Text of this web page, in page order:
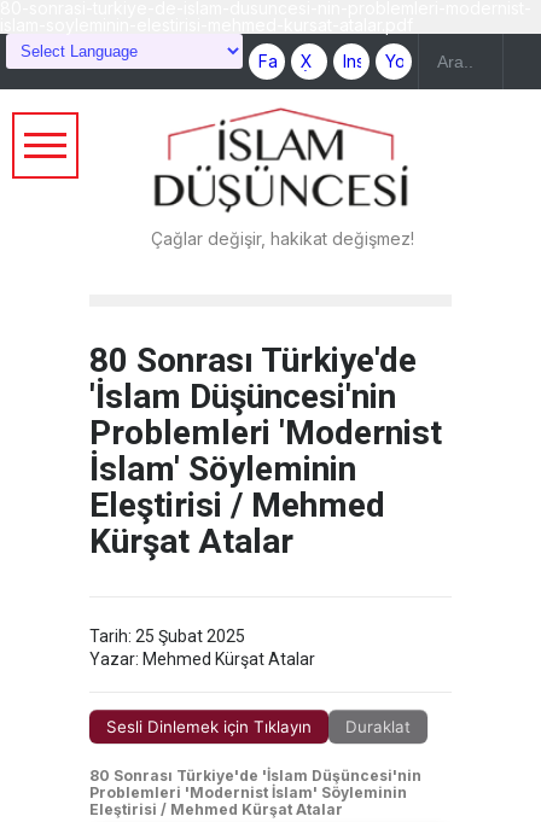
Çağlar değişir, hakikat değişmez!
80 Sonrası Türkiye'de
'İslam Düşüncesi'nin
Problemleri 'Modernist
İslam' Söyleminin
Eleştirisi / Mehmed
Kürşat Atalar
Tarih: 25 Şubat 2025
Yazar: Mehmed Kürşat Atalar
Sesli Dinlemek için Tıklayın Duraklat
80 Sonrası Türkiye'de 'İslam Düşüncesi'nin
Problemleri 'Modernist İslam' Söyleminin
Eleştirisi / Mehmed Kürşat Atalar